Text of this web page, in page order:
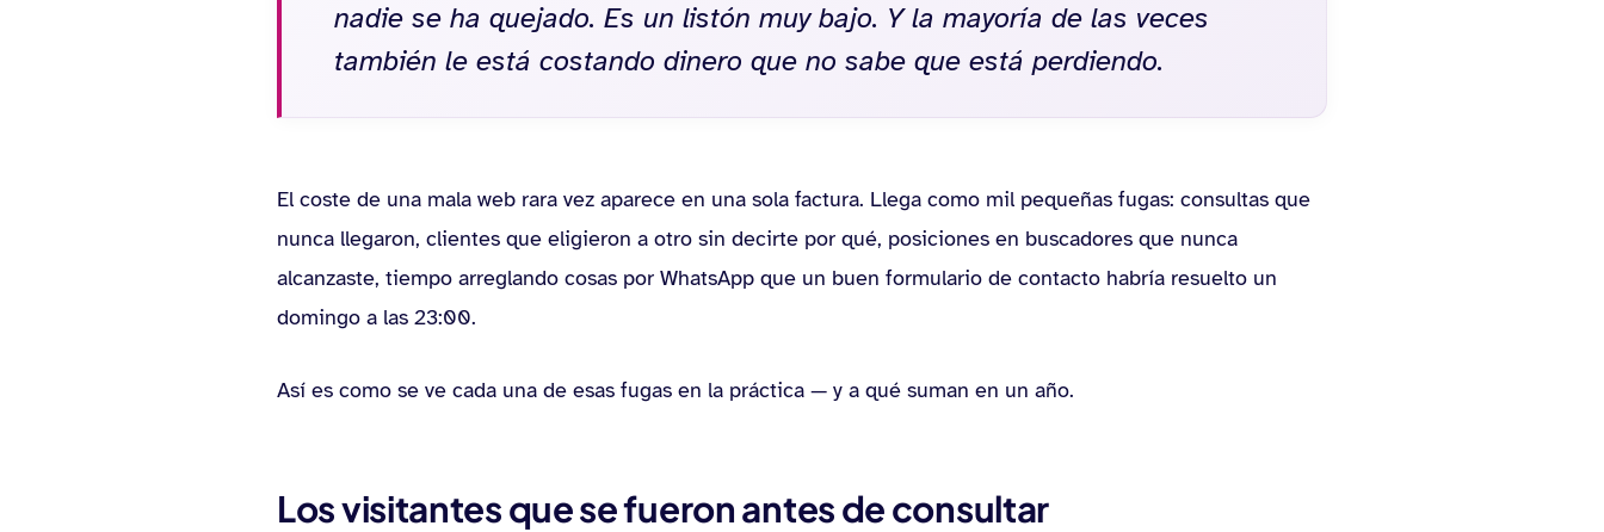
nadie se ha quejado. Es un listón muy bajo. Y la mayoría de las veces
también le está costando dinero que no sabe que está perdiendo.
El coste de una mala web rara vez aparece en una sola factura. Llega como mil pequeñas fugas: consultas que
nunca llegaron, clientes que eligieron a otro sin decirte por qué, posiciones en buscadores que nunca
alcanzaste, tiempo arreglando cosas por WhatsApp que un buen formulario de contacto habría resuelto un
domingo a las 23:00.
Así es como se ve cada una de esas fugas en la práctica — y a qué suman en un año.
Los visitantes que se fueron antes de consultar